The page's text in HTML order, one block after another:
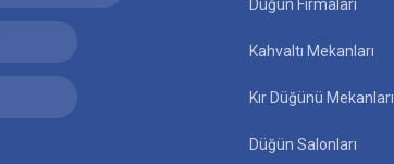
Düğün Firmaları
Kahvaltı Mekanları
Kır Düğünü Mekanları
Düğün Salonları